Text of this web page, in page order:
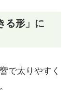
る形」に
で太りやすく